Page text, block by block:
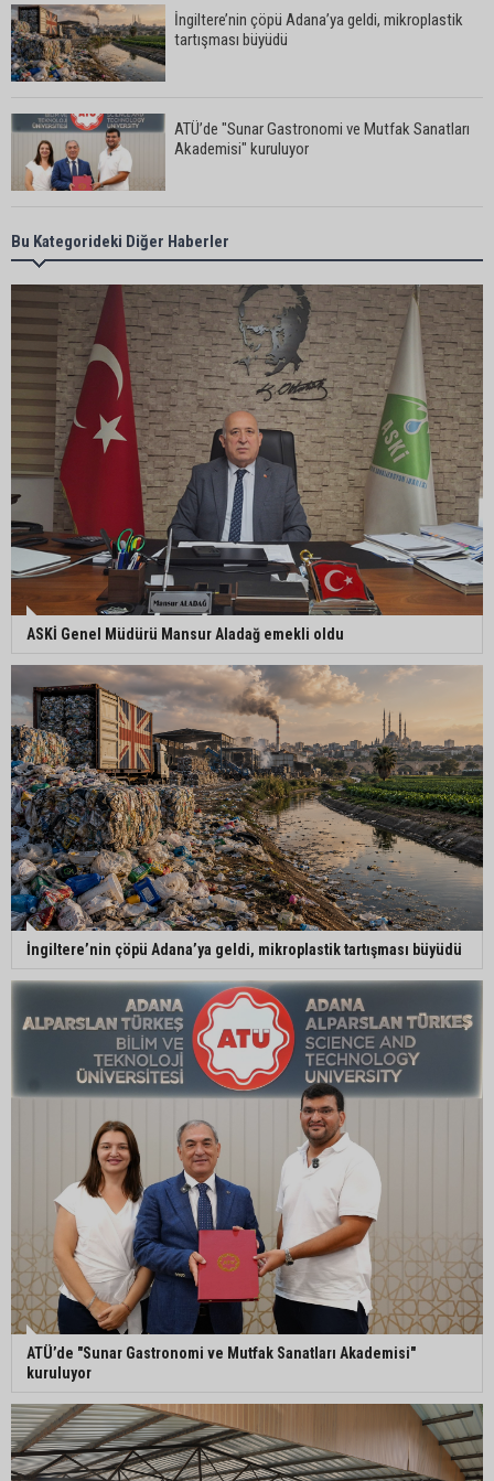
İngiltere’nin çöpü Adana’ya geldi, mikroplastik
tartışması büyüdü
ATÜ’de "Sunar Gastronomi ve Mutfak Sanatları
Akademisi" kuruluyor
Göçükte hayatını kaybeden Bekir Çelik, Kozan'da
toprağa verildi
Kozan’da üreticilere Akdeniz Meyve Sineği
uyarısı
İstanbul Lider Kolejleri Adana Kampüsü’ne yoğun
ilgi: Kontenjanlar dolmak üzere
Göçükte hayatını kaybeden işçinin cenazesi
ailesine teslim edildi
Yumurtalık Belediye Başkanı Erdinç Altıok: “Ben
bir yere gitmiyorum, partimdeyim”
ASKİ’den mikroplastik iddialarına açıklama:
“Tesis kirliliğin kaynağı değil”
Bu Kategorideki Diğer Haberler
ASKİ Genel Müdürü Mansur Aladağ emekli oldu
İngiltere’nin çöpü Adana’ya geldi, mikroplastik tartışması büyüdü
ATÜ’de "Sunar Gastronomi ve Mutfak Sanatları Akademisi"
kuruluyor